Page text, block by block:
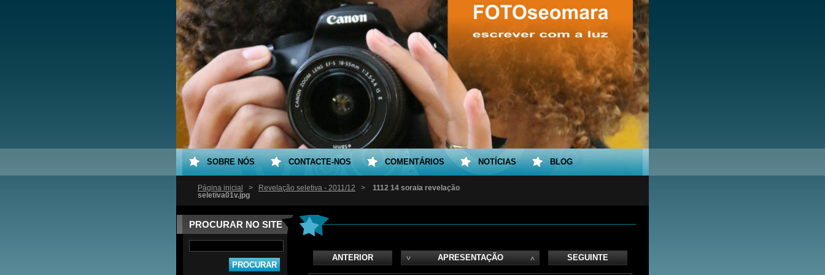
Página inicial > Revelação seletiva - 2011/12 >
1112 14 soraia revelação
seletiva01v.jpg
PROCURAR NO SITE
ANTERIOR APRESENTAÇÃO SEGUINTE
SOBRE NÓS CONTACTE-NOS COMENTÁRIOS NOTÍCIAS BLOG